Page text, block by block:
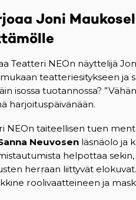
Joni
Teatteri NEOn näyttelijä
teatteriesitykseen ja
isossa tuotannossa?
harjoituspäivänään.
NEOn taiteellisen tuen
Neuvosen läsnäolo ja
helpottaa
herraan liittyvät
roolivaatteineen ja